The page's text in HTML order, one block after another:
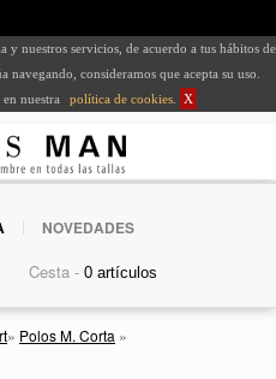
nuestros servicios, de acuerdo a tus hábitos de
consideramos que acepta su uso.
nuestra
política de cookies X
NOVEDADES
Cesta -
» Polos M. Corta »